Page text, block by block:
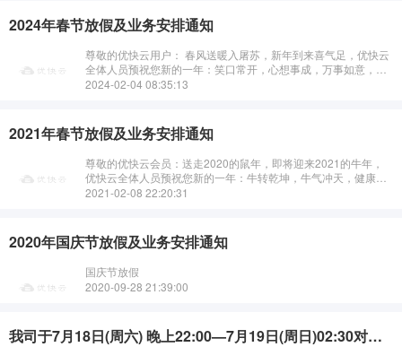
2024年春节放假及业务安排通知
尊敬的优快云用户： 春风送暖入屠苏，新年到来喜气足，优快云
全体人员预祝您新的一年：笑口常开，心想事成，万事如意，身
体健康，阖家幸福！···
2024-02-04 08:35:13
2021年春节放假及业务安排通知
尊敬的优快云会员：送走2020的鼠年，即将迎来2021的牛年，
优快云全体人员预祝您新的一年：牛转乾坤，牛气冲天，健康快
乐，大吉大利。优快云春节放假安排如下：2021年2月11日
2021-02-08 22:20:31
2020年国庆节放假及业务安排通知
国庆节放假
2020-09-28 21:39:00
我司于7月18日(周六) 晚上22:00—7月19日(周日)02:30对相关系统进行升级维护